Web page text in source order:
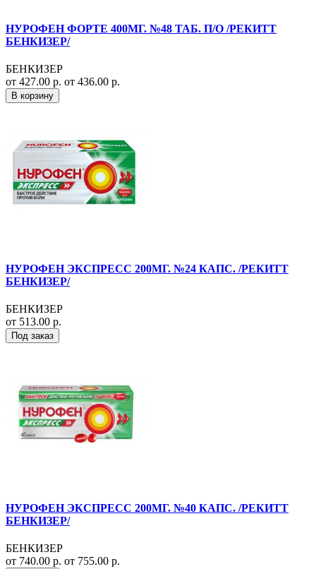
НУРОФЕН ФОРТЕ 400МГ. №48 ТАБ. П/О /РЕКИТТ
БЕНКИЗЕР/
БЕНКИЗЕР
от 427.00 р. от 436.00 р.
В корзину
НУРОФЕН ЭКСПРЕСС 200МГ. №24 КАПС. /РЕКИТТ
БЕНКИЗЕР/
БЕНКИЗЕР
от 513.00 р.
Под заказ
НУРОФЕН ЭКСПРЕСС 200МГ. №40 КАПС. /РЕКИТТ
БЕНКИЗЕР/
БЕНКИЗЕР
от 740.00 р. от 755.00 р.